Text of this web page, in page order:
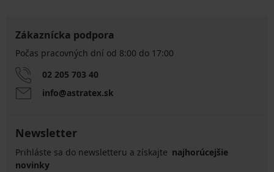
Zákaznícka podpora
Počas pracovných dní od 8:00 do 17:00
02 205 703 40
info@astratex.sk
Newsletter
Prihláste sa do newsletteru a získajte najhorúcejšie
novinky